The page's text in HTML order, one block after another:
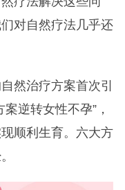
对自然疗法几乎还
然治疗方案首次引
逆转女性不孕”，
顺利生育。六大方